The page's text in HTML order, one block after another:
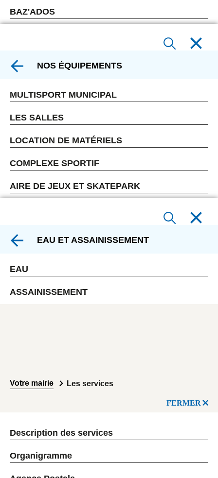
BAZ'ADOS
NOS ÉQUIPEMENTS
MULTISPORT MUNICIPAL
LES SALLES
LOCATION DE MATÉRIELS
COMPLEXE SPORTIF
AIRE DE JEUX ET SKATEPARK
EAU ET ASSAINISSEMENT
EAU
ASSAINISSEMENT
Votre mairie Les services
FERMER
Description des services
Organigramme